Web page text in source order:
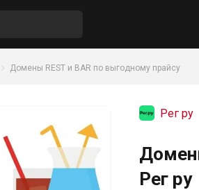
Домены REST и BAR по выгодному прайсу
Рег ру
Рег ру